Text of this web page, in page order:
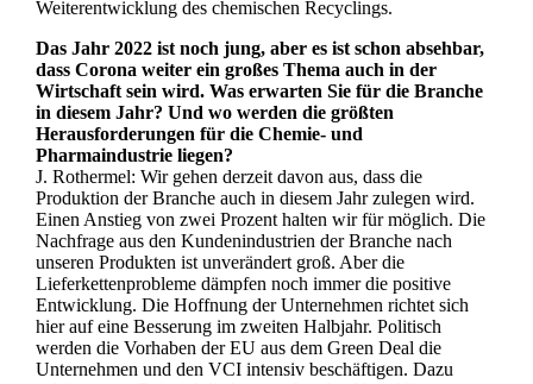
Weiterentwicklung des chemischen Recyclings.
Das Jahr 2022 ist noch jung, aber es ist schon absehbar,
dass Corona weiter ein großes Thema auch in der
Wirtschaft sein wird. Was erwarten Sie für die Branche
in diesem Jahr? Und wo werden die größten
Herausforderungen für die Chemie- und
Pharmaindustrie liegen?
J. Rothermel: Wir gehen derzeit davon aus, dass die
Produktion der Branche auch in diesem Jahr zulegen wird.
Einen Anstieg von zwei Prozent halten wir für möglich. Die
Nachfrage aus den Kundenindustrien der Branche nach
unseren Produkten ist unverändert groß. Aber die
Lieferkettenprobleme dämpfen noch immer die positive
Entwicklung. Die Hoffnung der Unternehmen richtet sich
hier auf eine Besserung im zweiten Halbjahr. Politisch
werden die Vorhaben der EU aus dem Green Deal die
Unternehmen und den VCI intensiv beschäftigen. Dazu